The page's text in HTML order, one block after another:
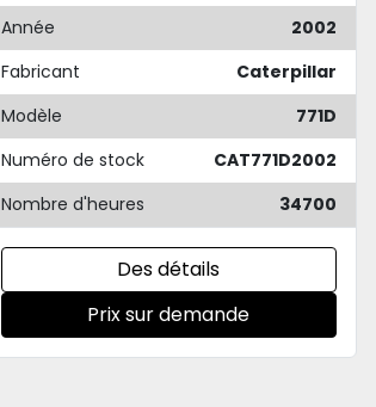
Année
2002
Fabricant
Caterpillar
Modèle
771D
Numéro de stock
CAT771D2002
Nombre d'heures
34700
Des détails
Prix sur demande